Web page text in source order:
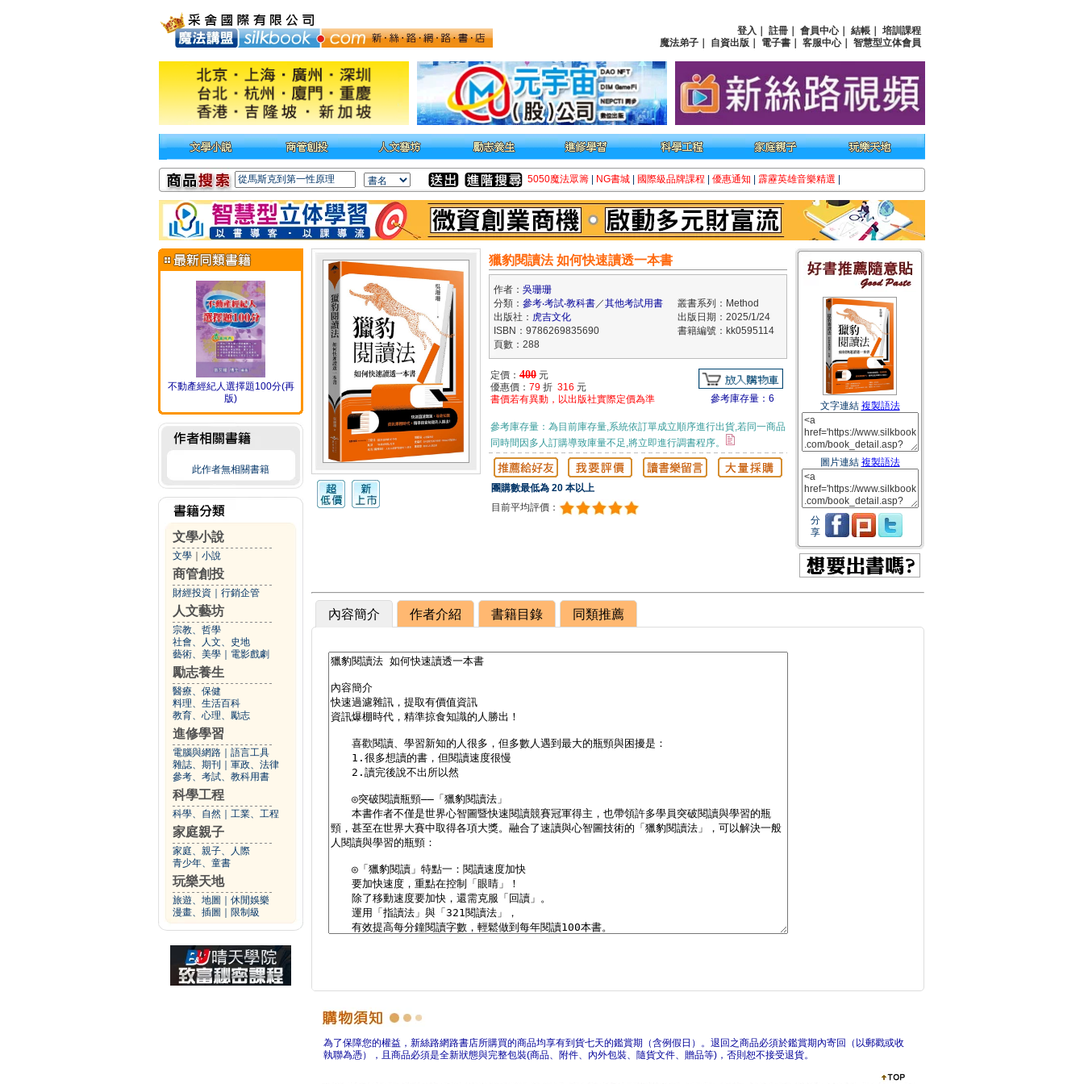
登入 註冊 會員中心｜ 結帳
培訓課程
魔法弟子
自資出版 電子書 客服中心｜ 智慧型立体會員
5050魔法眾籌 NG書城 國際級品牌課程 優惠通知 霹靂英雄音樂精選
不動產經紀人選擇題100分(再
版)
此作者無相關書籍
文學小說
文學 小說
商管創投
財經投資 行銷企管
人文藝坊
宗教、哲學
社會、人文、史地
藝術、美學
電影戲劇
勵志養生
醫療、保健
料理、生活百科
教育、心理、勵志
進修學習
電腦與網路
語言工具
雜誌、期刊
軍政、法律
參考、考試、教科用書
科學工程
科學、自然 工業、工程
家庭親子
家庭、親子、人際
青少年、童書
玩樂天地
旅遊、地圖
休閒娛樂
漫畫、插圖
限制級
獵豹閱讀法 如何快速讀透一本書
作者： 吳珊珊
分類： 參考‧考試‧教科書／其他考試用書
叢書系列：Method
出版社： 虎吉文化
出版日期：2025/1/24
ISBN：9786269835690
書籍編號：kk0595114
頁數：288
定價： 400 元
優惠價： 79 折 316 元
書價若有異動，以出版社實際定價為準
參考庫存量：6
參考庫存量：為目前庫存量,系統依訂單成立順序進行出貨,若同一商品
同時間因多人訂購導致庫量不足,將立即進行調書程序。
團購數最低為 20 本以上
目前平均評價：
文字連結 複製語法
圖片連結 複製語法
分
享
內容簡介 作者介紹 書籍目錄 同類推薦
為了保障您的權益，新絲路網路書店所購買的商品均享有到貨七天的鑑賞期（含例假日）。退回之商品必須於鑑賞期內寄回（以郵戳或收
執聯為憑），且商品必須是全新狀態與完整包裝(商品、附件、內外包裝、隨貨文件、贈品等)，否則恕不接受退貨。